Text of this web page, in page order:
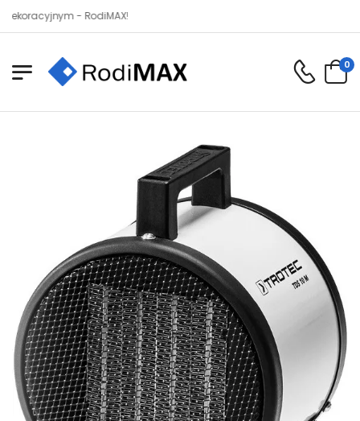
- RodiMAX!
0